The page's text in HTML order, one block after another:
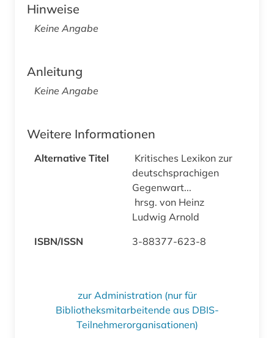
Hinweise
Keine Angabe
Anleitung
Keine Angabe
Weitere Informationen
Alternative Titel
Kritisches Lexikon zur
deutschsprachigen
Gegenwart...
hrsg. von Heinz
Ludwig Arnold
ISBN/ISSN
3-88377-623-8
zur Administration (nur für
Bibliotheksmitarbeitende aus DBIS-
Teilnehmerorganisationen)